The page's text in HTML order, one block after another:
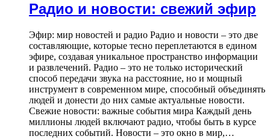
Радио и новости: свежий эфир
Эфир: мир новостей и радио Радио и новости – это две
составляющие, которые тесно переплетаются в едином
эфире, создавая уникальное пространство информации
и развлечений. Радио – это не только исторический
способ передачи звука на расстояние, но и мощный
инструмент в современном мире, способный объединять
людей и донести до них самые актуальные новости.
Свежие новости: важные события мира Каждый день
миллионы людей включают радио, чтобы быть в курсе
последних событий. Новости – это окно в мир,…